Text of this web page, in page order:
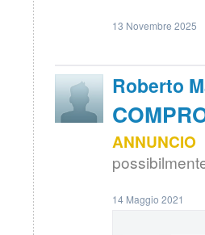
13 Novembre 2025
Roberto
14 Maggio 2021